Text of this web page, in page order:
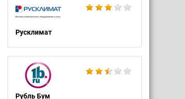
Русклимат
Рубль Бум